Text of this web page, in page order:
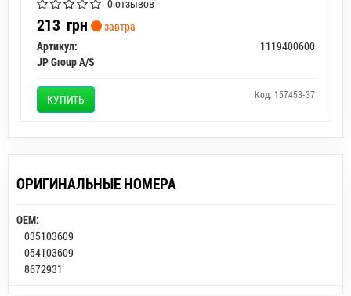
0 отзывов
213 грн
завтра
Артикул:
1119400600
JP Group A/S
КУПИТЬ Код: 157453-37
ОРИГИНАЛЬНЫЕ НОМЕРА
OEM:
035103609
054103609
8672931